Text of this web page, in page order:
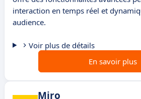
interaction en temps réel et
audience.
Voir plus de détails
En savoir plus
Miro